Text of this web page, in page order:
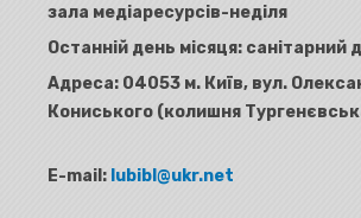
зала медіаресурсів-неділя
Останній день місяця: санітарний
Адреса: 04053 м. Київ, вул.
Кониського (колишня
E-mail: lubibl@ukr.net